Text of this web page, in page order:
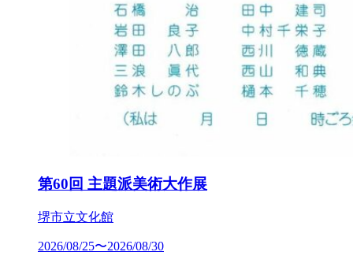
第60回 主題派美術大作展
堺市立文化館
2026/08/25〜2026/08/30